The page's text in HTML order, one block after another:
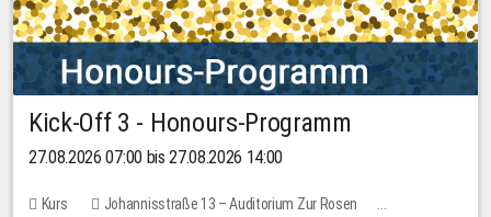
Kick-Off 3 - Honours-Programm
27.08.2026 07:00 bis 27.08.2026 14:00
Kurs
Johannisstraße 13 – Auditorium Zur Rosen